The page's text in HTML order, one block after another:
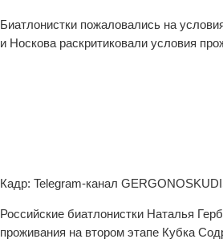
Биатлонистки пожаловались на
и Носкова раскритиковали условия
Кадр: Telegram-канал
Российские биатлонистки Наталья
проживания на втором этапе Кубка